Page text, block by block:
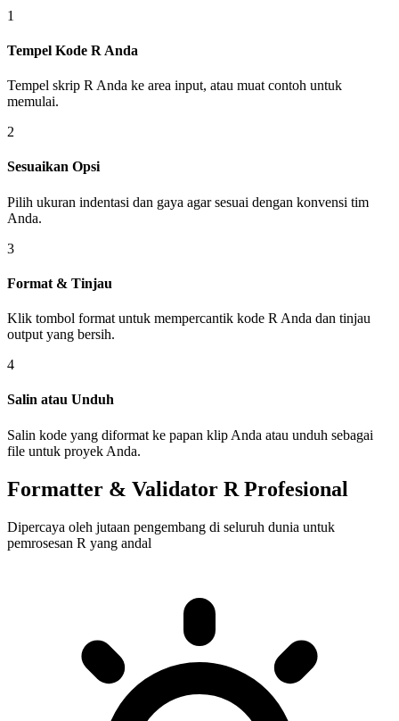
1
Tempel Kode R Anda
Tempel skrip R Anda ke area input, atau muat contoh untuk
memulai.
2
Sesuaikan Opsi
Pilih ukuran indentasi dan gaya agar sesuai dengan konvensi tim
Anda.
3
Format & Tinjau
Klik tombol format untuk mempercantik kode R Anda dan tinjau
output yang bersih.
4
Salin atau Unduh
Salin kode yang diformat ke papan klip Anda atau unduh sebagai
file untuk proyek Anda.
Formatter & Validator R Profesional
Dipercaya oleh jutaan pengembang di seluruh dunia untuk
pemrosesan R yang andal